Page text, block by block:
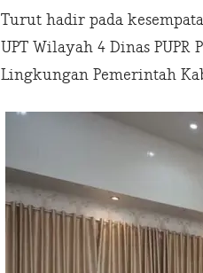
Turut hadir pada
UPT Wilayah 4 Dinas
Lingkungan Pemerintah